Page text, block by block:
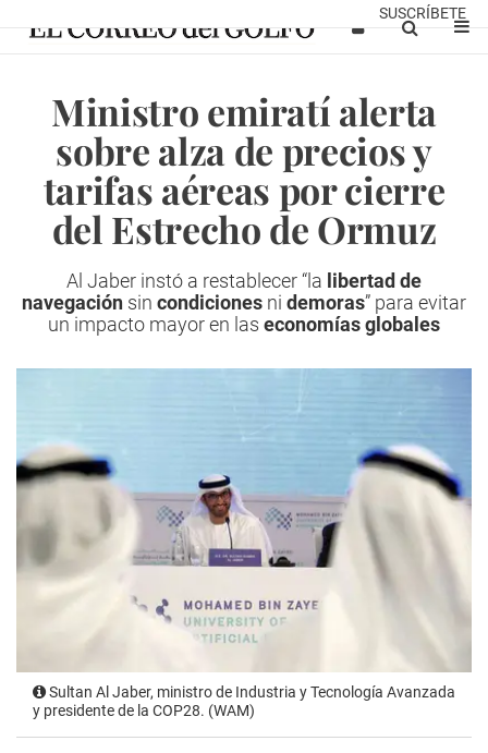
SUSCRÍBETE
Ministro emiratí alerta
sobre alza de precios y
tarifas aéreas por cierre
del Estrecho de Ormuz
Al Jaber instó a restablecer “la libertad de
navegación sin condiciones ni demoras” para evitar
un impacto mayor en las economías globales
Sultan Al Jaber, ministro de Industria y Tecnología Avanzada
y presidente de la COP28. (WAM)